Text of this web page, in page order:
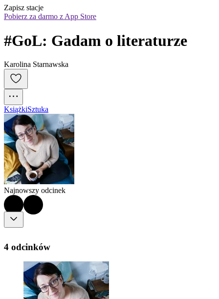
Zapisz stacje
Pobierz za darmo z App Store
#GoL: Gadam o literaturze
Karolina Starnawska
KsiążkiSztuka
Najnowszy odcinek
4 odcinków